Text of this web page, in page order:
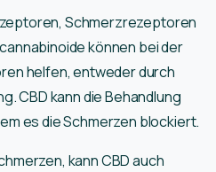
Schmerzrezeptoren
können bei der
helfen, entweder durch
CBD kann die Behandlung
es die Schmerzen blockiert.
kann CBD auch